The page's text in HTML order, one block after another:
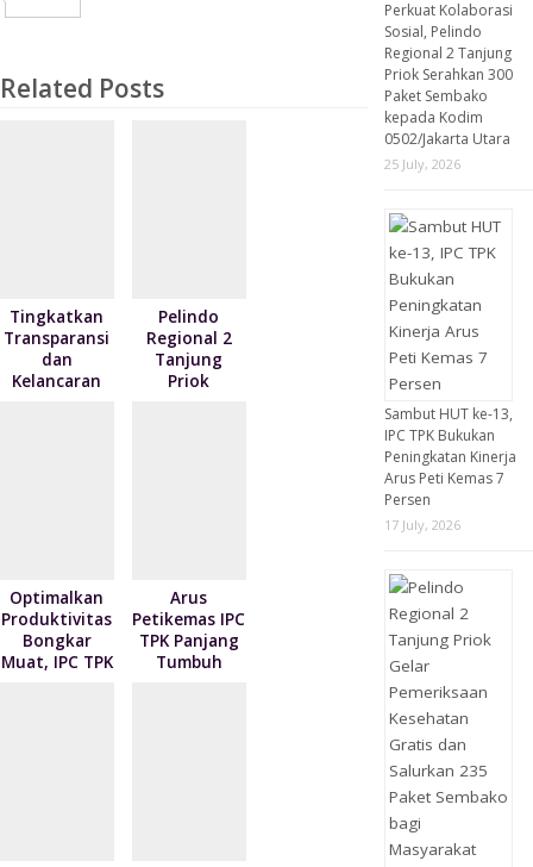
a
tn
d
a
Related Posts
Tingkatkan
Transparansi
dan
Kelancaran
Pelindo
Regional 2
Tanjung
Priok
Tahun 2026
Optimalkan
Produktivitas
Bongkar
Muat, IPC TPK
Arus
Petikemas IPC
TPK Panjang
Tumbuh
Perkuat Kolaborasi
Sosial, Pelindo
Regional 2 Tanjung
Priok Serahkan 300
Paket Sembako
kepada Kodim
0502/Jakarta Utara
25 July, 2026
Sambut HUT ke-13,
IPC TPK Bukukan
Peningkatan Kinerja
Arus Peti Kemas 7
Persen
17 July, 2026